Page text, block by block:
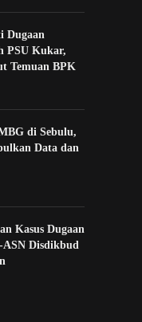
Dugaan
PSU Kukar,
Temuan BPK
di Sebulu,
Data dan
Kasus Dugaan
Disdikbud